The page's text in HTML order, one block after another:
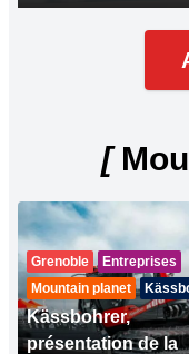
[
Grenoble
Entreprises
Mountain planet
Kässbohrer,
présentation de la